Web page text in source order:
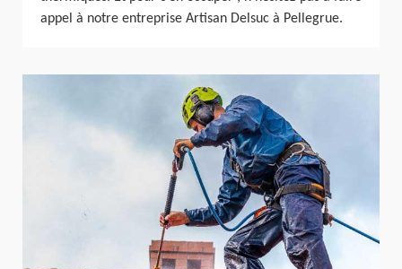
appel à notre entreprise Artisan Delsuc à Pellegrue.